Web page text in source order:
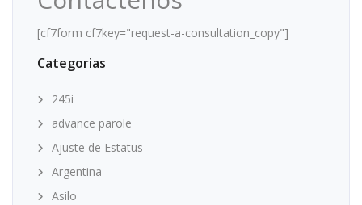
[cf7form cf7key="request-a-consultation_copy"]
Categorias
245i
advance parole
Ajuste de Estatus
Argentina
Asilo